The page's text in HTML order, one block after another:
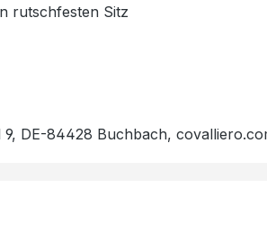
rutschfesten Sitz
9, DE-84428 Buchbach,